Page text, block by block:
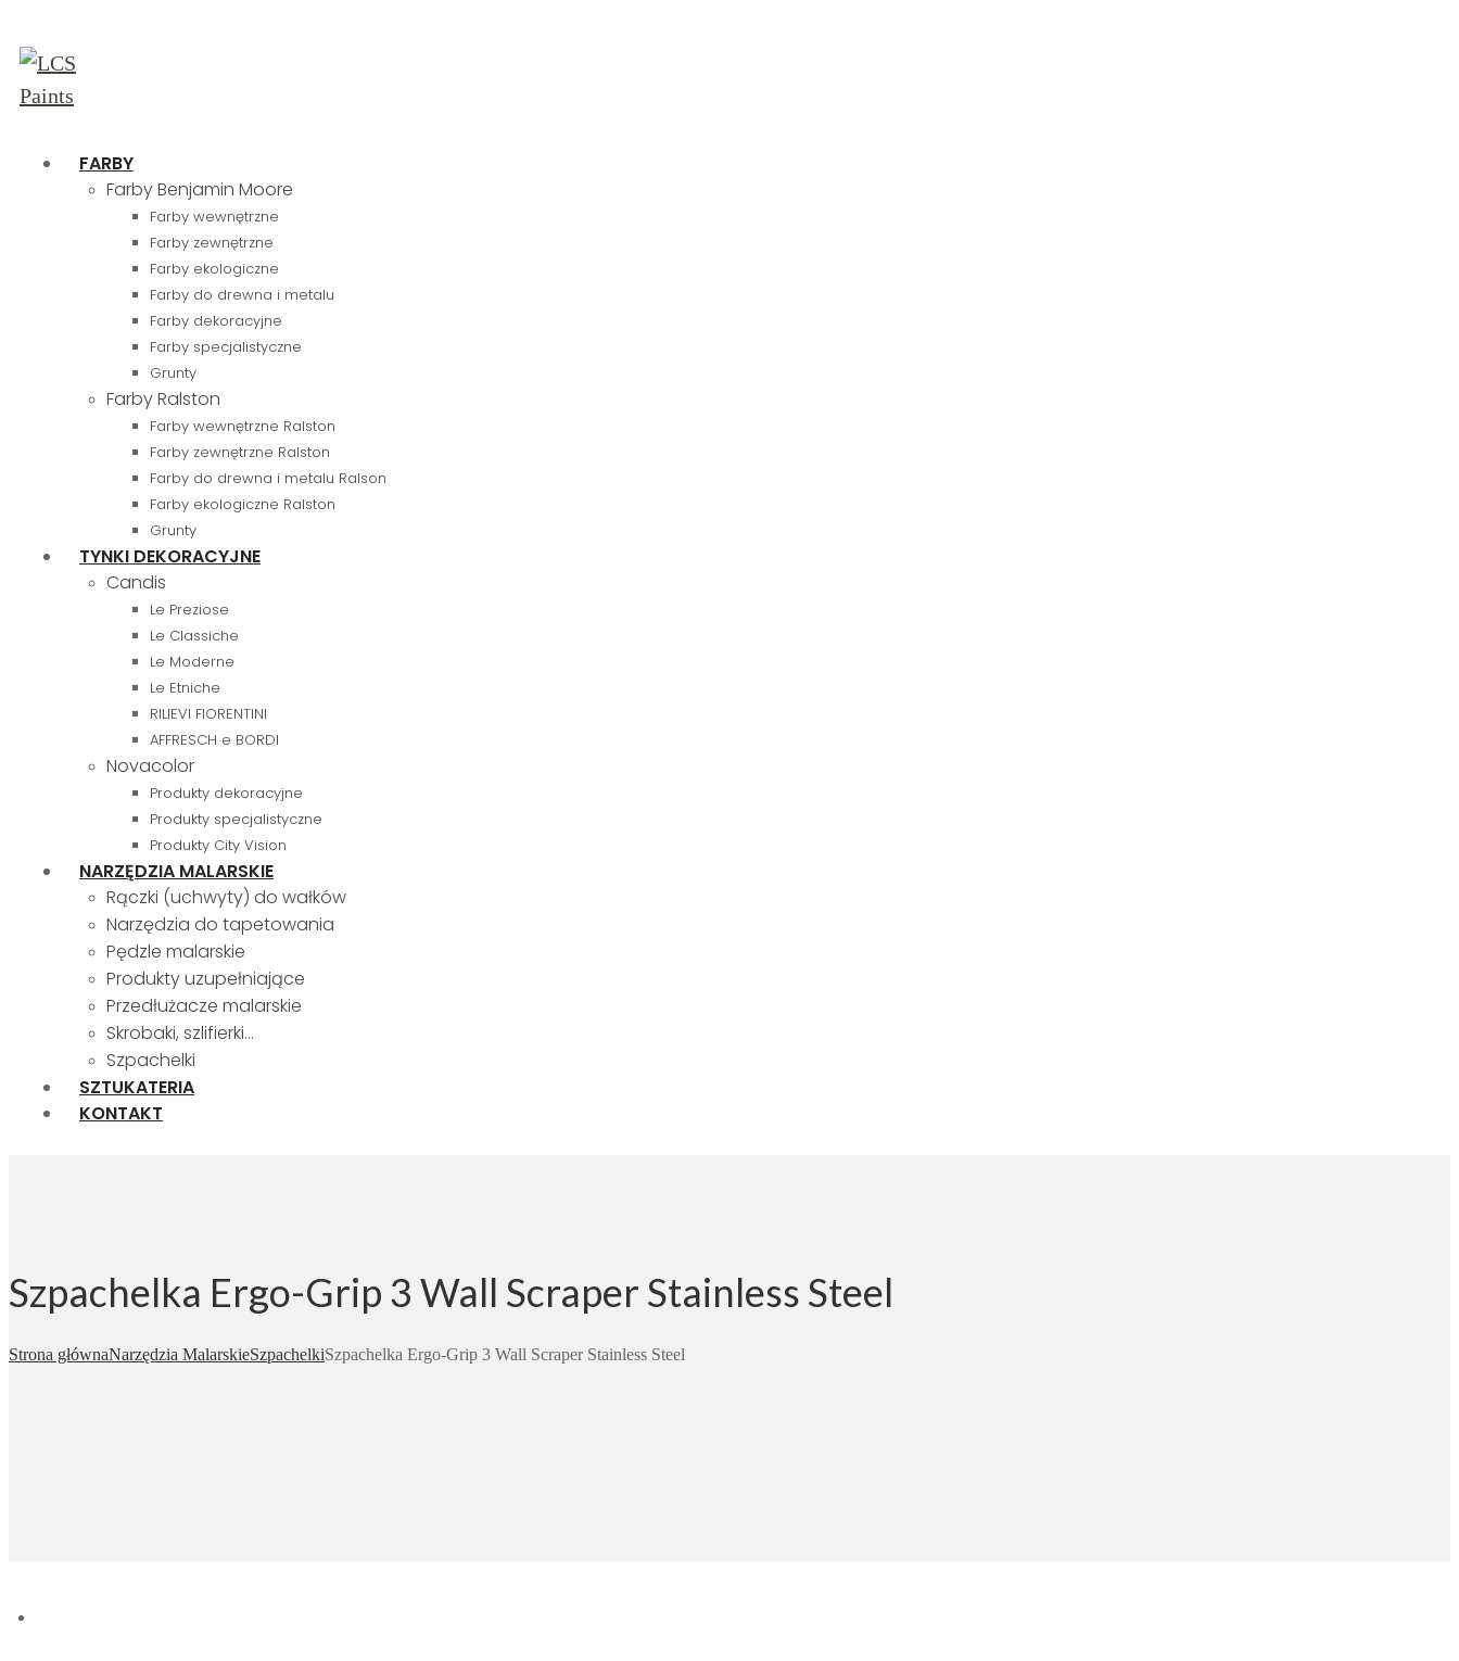
FARBY
Farby Benjamin Moore
Farby wewnętrzne
Farby zewnętrzne
Farby ekologiczne
Farby do drewna i metalu
Farby dekoracyjne
Farby specjalistyczne
Grunty
Farby Ralston
Farby wewnętrzne Ralston
Farby zewnętrzne Ralston
Farby do drewna i metalu Ralson
Farby ekologiczne Ralston
Grunty
TYNKI DEKORACYJNE
Candis
Le Preziose
Le Classiche
Le Moderne
Le Etniche
RILIEVI FIORENTINI
AFFRESCH e BORDI
Novacolor
Produkty dekoracyjne
Produkty specjalistyczne
Produkty City Vision
NARZĘDZIA MALARSKIE
Rączki (uchwyty) do wałków
Narzędzia do tapetowania
Pędzle malarskie
Produkty uzupełniające
Przedłużacze malarskie
Skrobaki, szlifierki…
Szpachelki
SZTUKATERIA
KONTAKT
Szpachelka Ergo-Grip 3 Wall Scraper Stainless Steel
Strona głównaNarzędzia MalarskieSzpachelkiSzpachelka Ergo-Grip 3 Wall Scraper Stainless Steel